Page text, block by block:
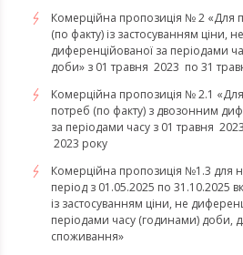
Комерційна пропозиція № 2 «Для
(по факту) із застосуванням ціни, не
диференційованої за періодами
доби» з 01 травня 2023 по 31
Комерційна пропозиція № 2.1
потреб (по факту) з двозонним
за періодами часу з 01 травня
2023 року
Комерційна пропозиція №1.3 для
період з 01.05.2025 по 31.10.2025
із застосуванням ціни, не
періодами часу (годинами) доби,
споживання»